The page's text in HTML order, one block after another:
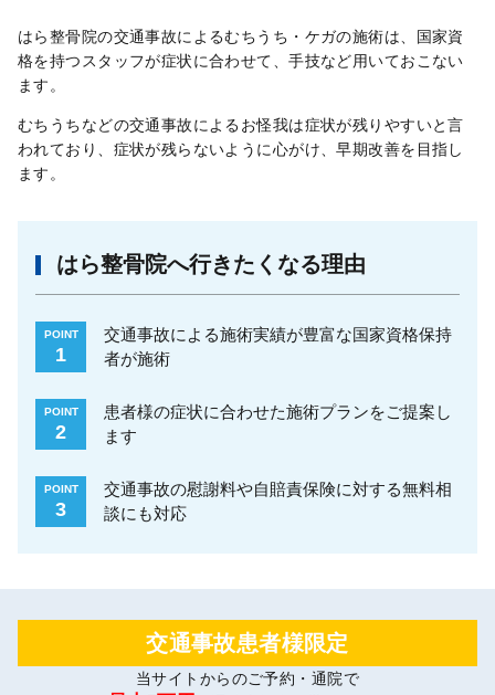
はら整骨院の交通事故によるむちうち・ケガの施術は、国家資
格を持つスタッフが症状に合わせて、手技など用いておこない
ます。
むちうちなどの交通事故によるお怪我は症状が残りやすいと言
われており、症状が残らないように心がけ、早期改善を目指し
ます。
はら整骨院へ行きたくなる理由
POINT
1
交通事故による施術実績が豊富な国家資格保持
者が施術
POINT
2
患者様の症状に合わせた施術プランをご提案し
ます
POINT
3
交通事故の慰謝料や自賠責保険に対する無料相
談にも対応
交通事故患者様限定
当サイトからのご予約・通院で